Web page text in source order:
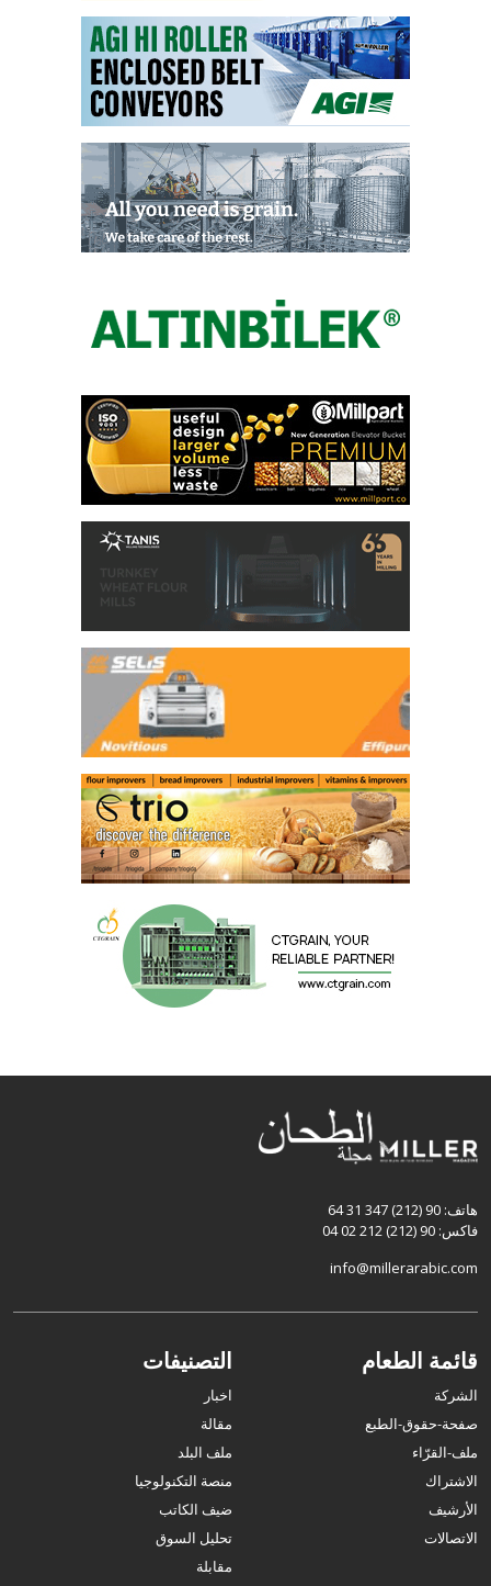
هاتف: 90 (212) 347 31 64
فاكس: 90 (212) 212 02 04
info@millerarabic.com
قائمة الطعام
الشركة
صفحة-حقوق-الطبع
ملف-القرّاء
الاشتراك
الأرشيف
الاتصالات
التصنيفات
اخبار
مقالة
ملف البلد
منصة التكنولوجيا
ضيف الكاتب
تحليل السوق
مقابلة